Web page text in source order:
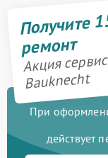
Получите
ремонт
Акция
Bauknecht
При
действует